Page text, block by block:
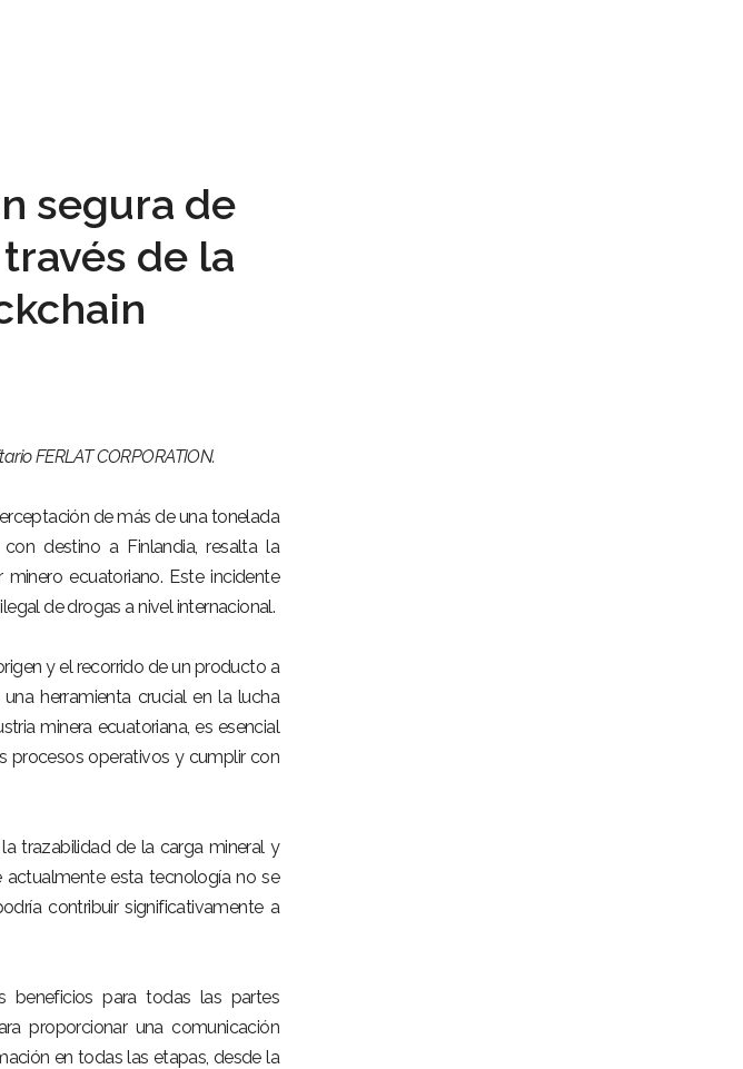
segura de
de la
FERLAT CORPORATION.
de más de una tonelada
destino a Finlandia, resalta la
ecuatoriano. Este incidente
de drogas a nivel internacional.
y el recorrido de un producto a
herramienta crucial en la lucha
minera ecuatoriana, es esencial
procesos operativos y cumplir con
trazabilidad de la carga mineral y
esta tecnología no se
contribuir significativamente a
beneficios para todas las partes
proporcionar una comunicación
en todas las etapas, desde la